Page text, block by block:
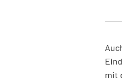
mit